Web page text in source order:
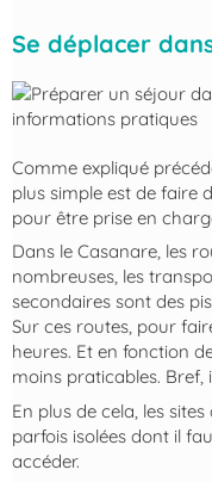
Se déplacer
Comme expliqué
plus simple est de faire
pour être prise en
Dans le Casanare, les
nombreuses, les
secondaires sont des
Sur ces routes, pour
heures. Et en fonction
moins praticables. Bref,
En plus de cela, les
parfois isolées dont il
accéder.